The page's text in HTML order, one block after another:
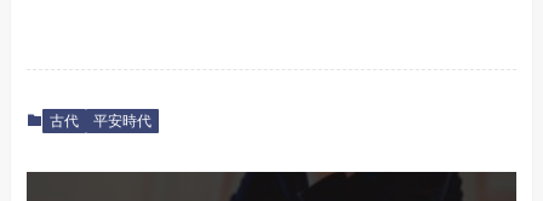
古代 平安時代